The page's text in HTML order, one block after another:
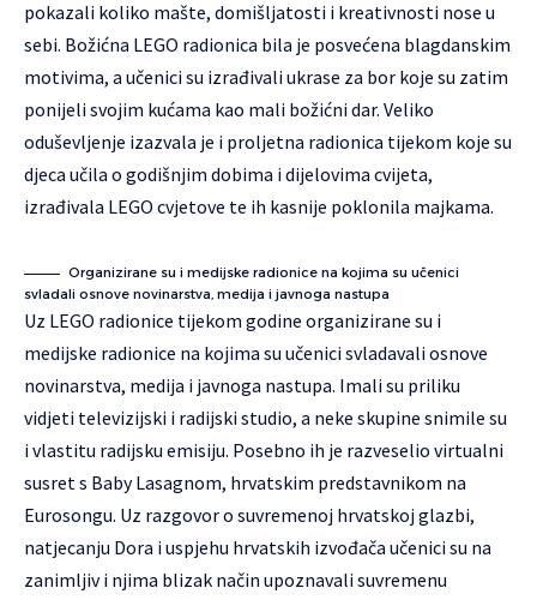
pokazali koliko mašte, domišljatosti i kreativnosti nose u
sebi. Božićna LEGO radionica bila je posvećena blagdanskim
motivima, a učenici su izrađivali ukrase za bor koje su zatim
ponijeli svojim kućama kao mali božićni dar. Veliko
oduševljenje izazvala je i proljetna radionica tijekom koje su
djeca učila o godišnjim dobima i dijelovima cvijeta,
izrađivala LEGO cvjetove te ih kasnije poklonila majkama.
Organizirane su i medijske radionice na kojima su učenici
svladali osnove novinarstva, medija i javnoga nastupa
Uz LEGO radionice tijekom godine organizirane su i
medijske radionice na kojima su učenici svladavali osnove
novinarstva, medija i javnoga nastupa. Imali su priliku
vidjeti televizijski i radijski studio, a neke skupine snimile su
i vlastitu radijsku emisiju. Posebno ih je razveselio virtualni
susret s Baby Lasagnom, hrvatskim predstavnikom na
Eurosongu. Uz razgovor o suvremenoj hrvatskoj glazbi,
natjecanju Dora i uspjehu hrvatskih izvođača učenici su na
zanimljiv i njima blizak način upoznavali suvremenu